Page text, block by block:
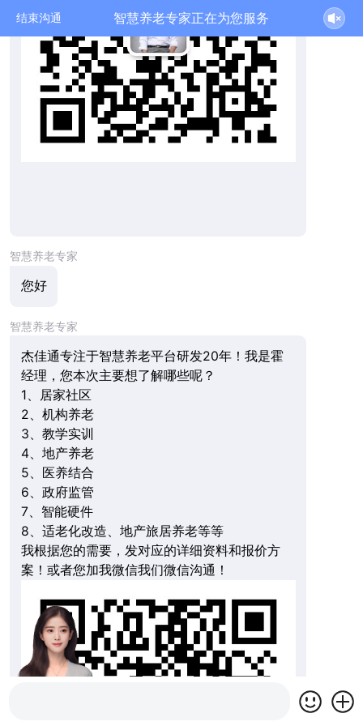
结束沟通 智慧养老专家正在为您服务
智慧养老专家
您好
智慧养老专家
杰佳通专注于智慧养老平台研发20年！我是霍
经理，您本次主要想了解哪些呢？
1、居家社区
2、机构养老
3、教学实训
4、地产养老
5、医养结合
6、政府监管
7、智能硬件
8、适老化改造、地产旅居养老等等
我根据您的需要，发对应的详细资料和报价方
案！或者您加我微信我们微信沟通！